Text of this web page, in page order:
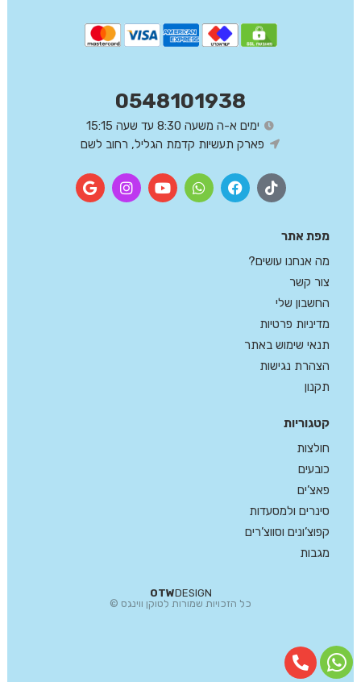
קטגוריות
חולצות
כובעים
פאצ’ים
סינרים ולמסעדות
קפוצ’ונים וסווצ’רים
מגבות
OTWDESIGN
כל הזכויות שמורות לטוקן ווינגס ©
מפת אתר
מה אנחנו עושים?
צור קשר
החשבון שלי
מדיניות פרטיות
תנאי שימוש באתר
הצהרת נגישות
תקנון
0548101938
ימים א-ה משעה 8:30 עד שעה 15:15
פארק תעשיות קדמת הגליל, רחוב לשם